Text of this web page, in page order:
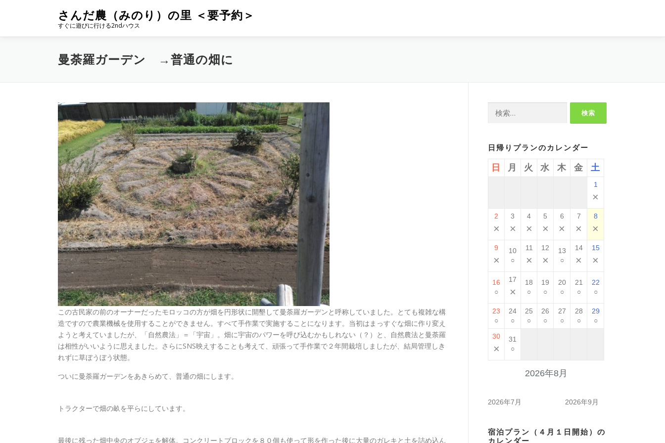
ン
さんだ農（みのり）の里 ＜要予約＞
すぐに遊びに行ける2ndハウス
曼荼羅ガーデン →普通の畑に
この古民家の前のオーナーだったモロッコの方が畑を円形状に開墾して曼荼羅ガーデンと呼称していました。とても複雑な構
造ですので農業機械を使用することができません。すべて手作業で実施することになります。当初はまっすぐな畑に作り変え
ようと考えていましたが、「自然農法」＝「宇宙」。畑に宇宙のパワーを呼び込むかもしれない（？）と、自然農法と曼荼羅
は相性がいいように思えました。さらにSNS映えすることも考えて、頑張って手作業で２年間栽培しましたが、結局管理しき
れずに草ぼうぼう状態。
ついに曼荼羅ガーデンをあきらめて、普通の畑にします。
トラクターで畑の畝を平らにしています。
最後に残った畑中央のオブジェを解体。コンクリートブロックを８０個も使って形を作った後に大量のガレキと土を詰め込ん
日帰りプランのカレンダー
2026年8月
日 月 火 水 木 金 土
1
×
2
×
3
×
4
×
5
×
6
×
7
×
8
×
9
×
10
○
11
×
12
×
13
○
14
×
15
×
16
○
17
×
18
○
19
○
20
○
21
○
22
○
23
○
24
○
25
○
26
○
27
○
28
○
29
○
30
×
31
○
2026年7月 2026年9月
宿泊プラン（４月１日開始）の
カレンダー